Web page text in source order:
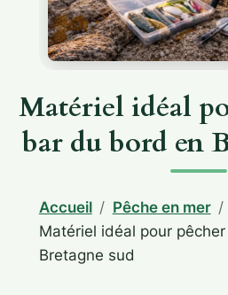
Matériel idéal
bar du bord en
Accueil
Pêche en mer
Matériel idéal pour
Bretagne sud